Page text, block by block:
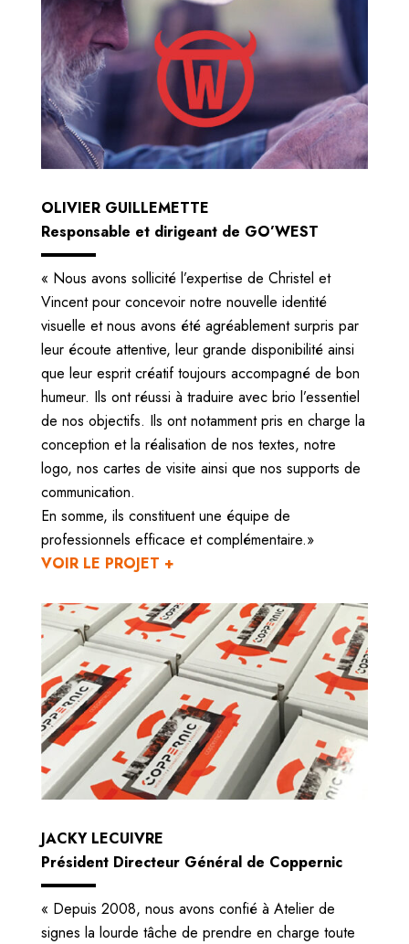
OLIVIER GUILLEMETTE
Responsable et dirigeant de GO’WEST
« Nous avons sollicité l’expertise de Christel et
Vincent pour concevoir notre nouvelle identité
visuelle et nous avons été agréablement surpris par
leur écoute attentive, leur grande disponibilité ainsi
que leur esprit créatif toujours accompagné de bon
humeur. Ils ont réussi à traduire avec brio l’essentiel
de nos objectifs. Ils ont notamment pris en charge la
conception et la réalisation de nos textes, notre
logo, nos cartes de visite ainsi que nos supports de
communication.
En somme, ils constituent une équipe de
professionnels efficace et complémentaire.»
VOIR LE PROJET +
JACKY LECUIVRE
Président Directeur Général de Coppernic
« Depuis 2008, nous avons confié à Atelier de
signes la lourde tâche de prendre en charge toute